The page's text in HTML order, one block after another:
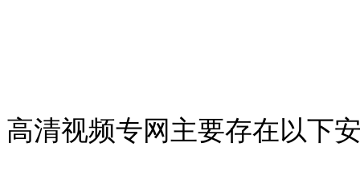
高清视频专网主要存在以下